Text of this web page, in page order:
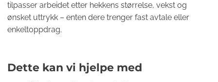
tilpasser arbeidet etter hekkens størrelse, vekst og
ønsket uttrykk – enten dere trenger fast avtale eller
enkeltoppdrag.
Dette kan vi hjelpe med